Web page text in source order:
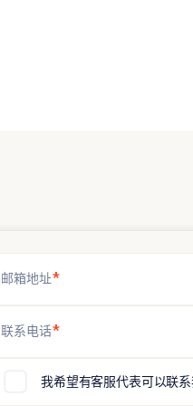
邮箱地址*
联系电话*
我希望有客服代表可以联